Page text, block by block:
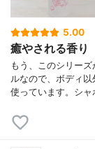
5.00
癒やされる香り
もう、このシリー
ルなので、ボディ
使っています。シ